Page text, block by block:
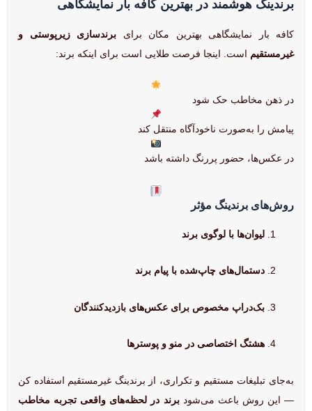
برندینگ هوشمند در بهترین کافه بار نمایشگاهی
کافه بار نمایشگاهی بهترین مکان برای برندسازی زیرپوستی و
غیرمستقیم است. اینجا فرصت طلایی است برای اینکه برند:
در ذهن مخاطب حک شود
پیامش را به‌صورت ناخودآگاه منتقل کند
در عکس‌ها، حضور پررنگ داشته باشد
روش‌های برندینگ مؤثر
لیوان‌ها با لوگوی برند
دستمال‌های چاپ‌شده با پیام برند
بک‌دراپ مخصوص برای عکس‌های بازدیدکنندگان
هشتگ اختصاصی در منو و پوسترها
به‌جای تبلیغات مستقیم و تکراری، از برندینگ غیرمستقیم استفاده کن
— این روش باعث می‌شودبرند در لحظه‌های واقعی تجربه مخاطب